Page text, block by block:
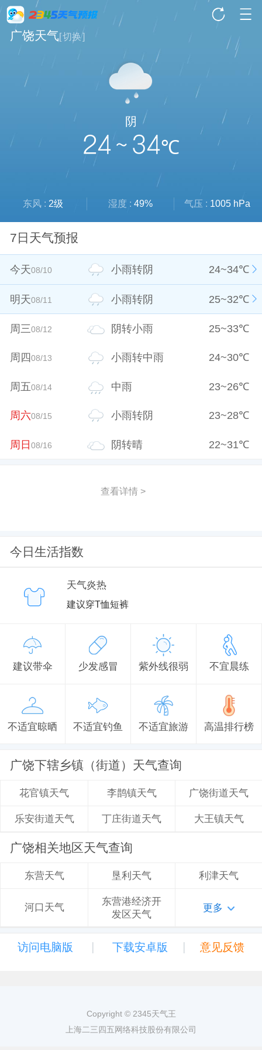
广饶天气[切换]
阴
24 ~ 34℃
东风 : 2级 湿度 : 49% 气压 : 1005 hPa
7日天气预报
今天08/10 小雨转阴 24~34℃
明天08/11 小雨转阴 25~32℃
周三08/12 阴转小雨 25~33℃
周四08/13 小雨转中雨 24~30℃
周五08/14 中雨 23~26℃
周六08/15 小雨转阴 23~28℃
周日08/16 阴转晴 22~31℃
查看详情 >
今日生活指数
天气炎热
建议穿T恤短裤
建议带伞 少发感冒 紫外线很弱 不宜晨练
不适宜晾晒 不适宜钓鱼 不适宜旅游 高温排行榜
广饶下辖乡镇（街道）天气查询
花官镇天气 李鹊镇天气 广饶街道天气
乐安街道天气 丁庄街道天气 大王镇天气
广饶相关地区天气查询
东营天气 垦利天气 利津天气
河口天气
东营港经济开
发区天气
更多
访问电脑版 | 下载安卓版 | 意见反馈
Copyright © 2345天气王
上海二三四五网络科技股份有限公司